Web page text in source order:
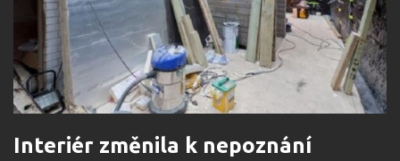
Interiér změnila k nepoznání